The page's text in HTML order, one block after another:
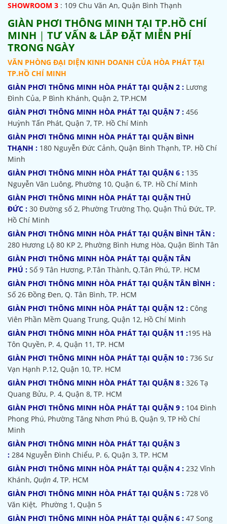
SHOWROOM 3 : 109 Chu Văn An, Quận Bình Thạnh
GIÀN PHƠI THÔNG MINH TẠI TP.HỒ CHÍ
MINH | TƯ VẤN & LẮP ĐẶT MIỄN PHÍ
TRONG NGÀY
VĂN PHÒNG ĐẠI DIỆN KINH DOANH CỦA HÒA PHÁT TẠI
TP.HỒ CHÍ MINH
GIÀN PHƠI THÔNG MINH HÒA PHÁT TẠI QUẬN 2 : Lương
Đình Của, P Bình Khánh, Quận 2, TP.HCM
GIÀN PHƠI THÔNG MINH HÒA PHÁT TẠI QUẬN 7 : 456
Huỳnh Tấn Phát, Quận 7, TP. Hồ Chí Minh
GIÀN PHƠI THÔNG MINH HÒA PHÁT TẠI QUẬN BÌNH
THẠNH : 180 Nguyễn Đức Cảnh, Quận Bình Thạnh, TP. Hồ Chí
Minh
GIÀN PHƠI THÔNG MINH HÒA PHÁT TẠI QUẬN 6 : 135
Nguyễn Văn Luông, Phường 10, Quận 6, TP. Hồ Chí Minh
GIÀN PHƠI THÔNG MINH HÒA PHÁT TẠI QUẬN THỦ
ĐỨC : 30 Đường số 2, Phường Trường Thọ, Quận Thủ Đức, TP.
Hồ Chí Minh
GIÀN PHƠI THÔNG MINH HÒA PHÁT TẠI QUẬN BÌNH TÂN :
280 Hương Lộ 80 KP 2, Phường Bình Hưng Hòa, Quận Bình Tân
GIÀN PHƠI THÔNG MINH HÒA PHÁT TẠI QUẬN TÂN
PHÚ : Số 9 Tân Hương, P.Tân Thành, Q.Tân Phú, TP. HCM
GIÀN PHƠI THÔNG MINH HÒA PHÁT TẠI QUẬN TÂN BÌNH :
Số 26 Đồng Đen, Q. Tân Bình, TP. HCM
GIÀN PHƠI THÔNG MINH HÒA PHÁT TẠI QUẬN 12 : Công
Viên Phần Mềm Quang Trung, Quận 12, Hồ Chí Minh
GIÀN PHƠI THÔNG MINH HÒA PHÁT TẠI QUẬN 11 :195 Hà
Tôn Quyền, P. 4, Quận 11, TP. HCM
GIÀN PHƠI THÔNG MINH HÒA PHÁT TẠI QUẬN 10 : 736 Sư
Vạn Hạnh P.12, Quận 10, TP. HCM
GIÀN PHƠI THÔNG MINH HÒA PHÁT TẠI QUẬN 8 : 326 Tạ
Quang Bửu, P. 4, Quận 8, TP. HCM
GIÀN PHƠI THÔNG MINH HÒA PHÁT TẠI QUẬN 9 : 104 Đình
Phong Phú, Phường Tăng Nhơn Phú B, Quận 9, TP Hồ Chí
Minh
GIÀN PHƠI THÔNG MINH HÒA PHÁT TẠI QUẬN 3
: 284 Nguyễn Đình Chiểu, P. 6, Quận 3, TP. HCM
GIÀN PHƠI THÔNG MINH HÒA PHÁT TẠI QUẬN 4 : 232 Vĩnh
Khánh, Quận 4, TP. HCM
GIÀN PHƠI THÔNG MINH HÒA PHÁT TẠI QUẬN 5 : 728 Võ
Văn Kiệt, Phường 1, Quận 5
GIÀN PHƠI THÔNG MINH HÒA PHÁT TẠI QUẬN 6 : 47 Song